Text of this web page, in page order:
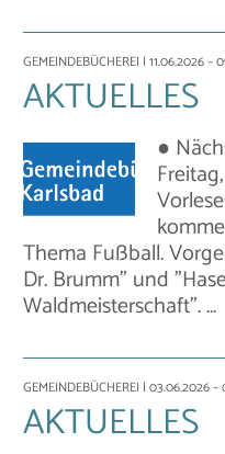
GEMEINDEBÜCHEREI | 11.06.2026 –
AKTUELLES
●
Thema Fußball.
Dr. Brumm" und
Waldmeisterschaft". …
GEMEINDEBÜCHEREI | 03.06.2026 –
AKTUELLES